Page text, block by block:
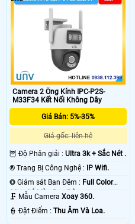
Camera 2 Ống Kính IPC-P2S-
M33F34 Kết Nối Không Dây
Giá Bán: 5%-35%
Giá gốc: liên hệ
🦉 Độ Phân giải : Ultra 3k + Sắc Nét .
®️ Trang Bị Công Nghệ : IP Wifi.
❂ Giám sát Ban Đêm : Full Color
30m Có Màu Ban Ðêm.
🗜️ Mẫu Camera Xoay 360.
️👮 Đặt Điểm : Thu Âm Và Loa.